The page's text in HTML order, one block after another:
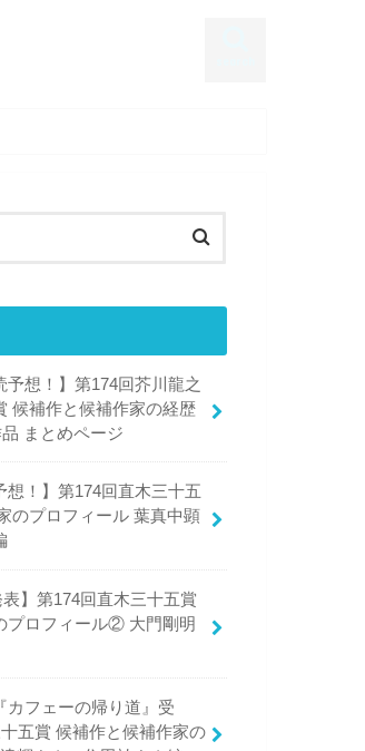
予想！】第174回芥川龍之
候補作と候補作家の経歴
まとめページ
想！】第174回直木三十五
のプロフィール 葉真中顕
表】第174回直木三十五賞
プロフィール② 大門剛明
カフェーの帰り道』受
五賞 候補作と候補作家の